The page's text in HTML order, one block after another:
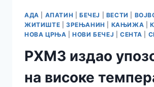
АДА АПАТИН БЕЧЕЈ ВЕСТИ
ЖИТИШТЕ
ЗРЕЊАНИН КАЊИЖА
НОВА ЦРЊА |НОВИ БЕЧЕЈ СЕНТА
РХМЗ издао
на високе